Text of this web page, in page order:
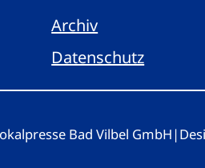
Archiv
Datenschutz
Bad Vilbel GmbH |